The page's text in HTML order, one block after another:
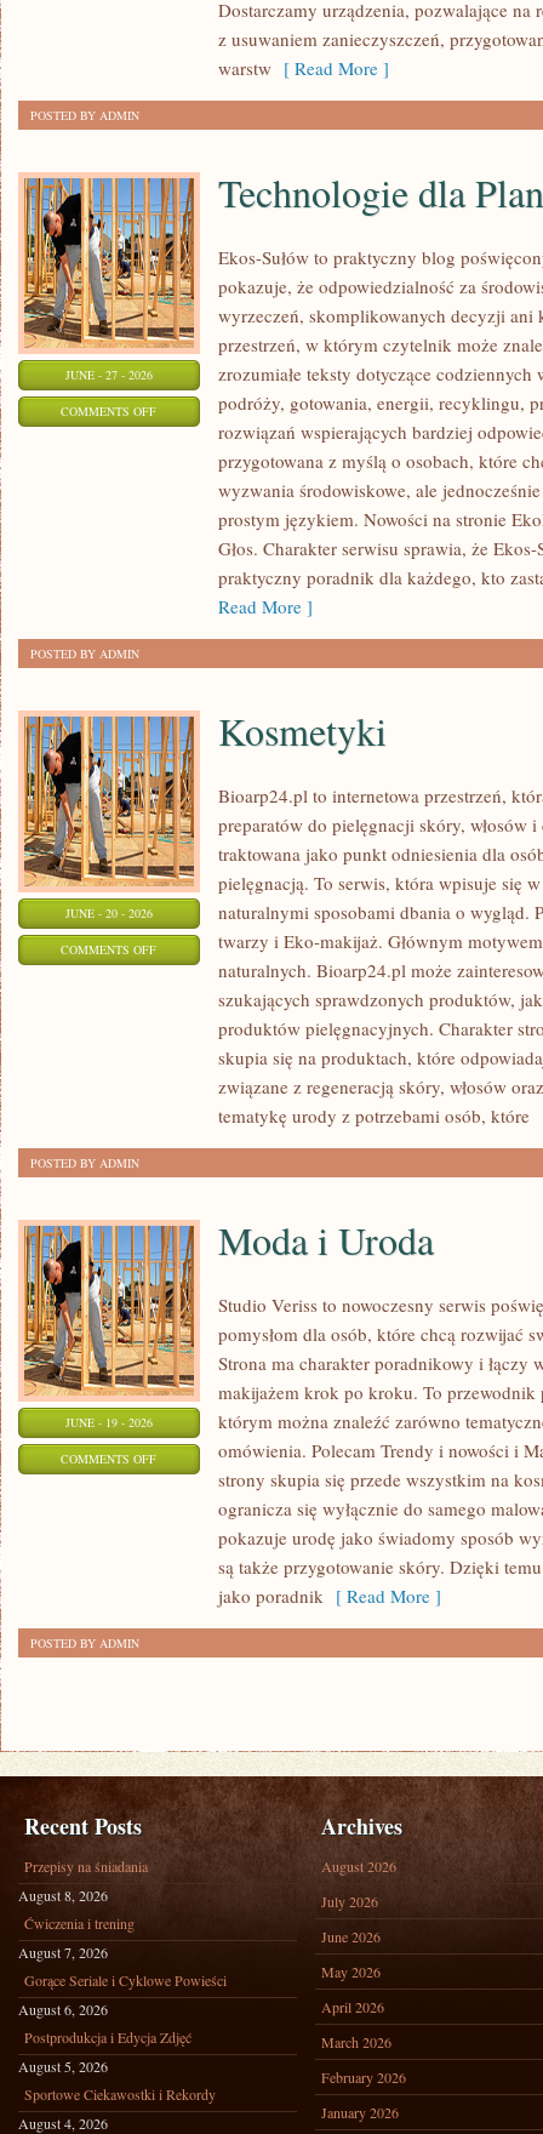
Dostarczamy urządzenia, pozwalające na
z usuwaniem zanieczyszczeń,
warstw [ Read More ]
POSTED BY ADMIN
JUNE - 27 - 2026
COMMENTS OFFON
TECHNOLOGIE
Technologie dla
Ekos-Sułów to praktyczny blog
pokazuje, że odpowiedzialność za
wyrzeczeń, skomplikowanych decyzji ani
przestrzeń, w którym czytelnik może
zrozumiałe teksty dotyczące
podróży, gotowania, energii, recyklingu,
rozwiązań wspierających bardziej
przygotowana z myślą o osobach, które
wyzwania środowiskowe, ale
prostym językiem. Nowości na stronie
Głos. Charakter serwisu sprawia, że
praktyczny poradnik dla każdego, kto
Read More ]
POSTED BY ADMIN
JUNE - 20 - 2026
COMMENTS OFFON
KOSMETYKI
Kosmetyki
Bioarp24.pl to internetowa przestrzeń,
preparatów do pielęgnacji skóry, włosów i
traktowana jako punkt odniesienia dla
pielęgnacją. To serwis, która wpisuje się
naturalnymi sposobami dbania o wygląd.
twarzy i Eko-makijaż. Głównym
naturalnych. Bioarp24.pl może
szukających sprawdzonych produktów,
produktów pielęgnacyjnych. Charakter
skupia się na produktach, które
związane z regeneracją skóry, włosów
tematykę urody z potrzebami osób, które
POSTED BY ADMIN
JUNE - 19 - 2026
COMMENTS OFFON
Moda i Uroda
Studio Veriss to nowoczesny serwis
pomysłom dla osób, które chcą rozwijać
Strona ma charakter poradnikowy i łączy
makijażem krok po kroku. To
którym można znaleźć zarówno
omówienia. Polecam Trendy i nowości i
strony skupia się przede wszystkim na
ogranicza się wyłącznie do samego
pokazuje urodę jako świadomy sposób
są także przygotowanie skóry. Dzięki
jako poradnik [ Read More ]
POSTED BY ADMIN
Recent Posts
Przepisy na śniadania
August 8, 2026
Ćwiczenia i trening
August 7, 2026
Gorące Seriale i Cyklowe Powieści
August 6, 2026
Postprodukcja i Edycja Zdjęć
August 5, 2026
Sportowe Ciekawostki i Rekordy
August 4, 2026
Archives
August 2026
July 2026
June 2026
May 2026
April 2026
March 2026
February 2026
January 2026